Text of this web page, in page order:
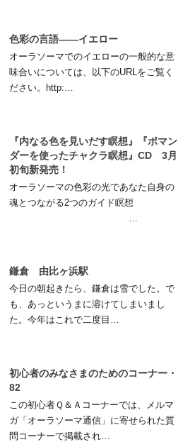
色彩の言語――イエロー
オーラソーマでのイエローの一般的な意
味合いについては、以下のURLをご覧く
ださい。http:…
『内なる色を見いだす瞑想』『ポマン
ダーを使ったチャクラ瞑想』CD 3月
初旬新発売！
オーラソーマの色彩の光であなた自身の
魂とつながる2つのガイド瞑想
鎌倉 由比ヶ浜駅
今日の朝起きたら、鎌倉は雪でした。で
も、あっというまに溶けてしまいまし
た。今年はこれで二度目…
初心者のみなさまのためのコーナー・
82
この初心者Ｑ＆Ａコーナーでは、メルマ
ガ「オーラソーマ通信」に寄せられた質
問コーナーで掲載され…